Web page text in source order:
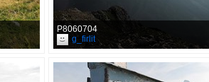
P8060704
g_firlit